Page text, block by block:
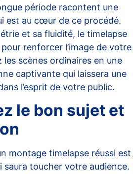
période racontent une
est au cœur de ce procédé.
et sa fluidité, le timelapse
renforcer l’image de votre
scènes ordinaires en une
captivante qui laissera une
l’esprit de votre public.
le bon sujet et
montage timelapse réussi est
saura toucher votre audience.